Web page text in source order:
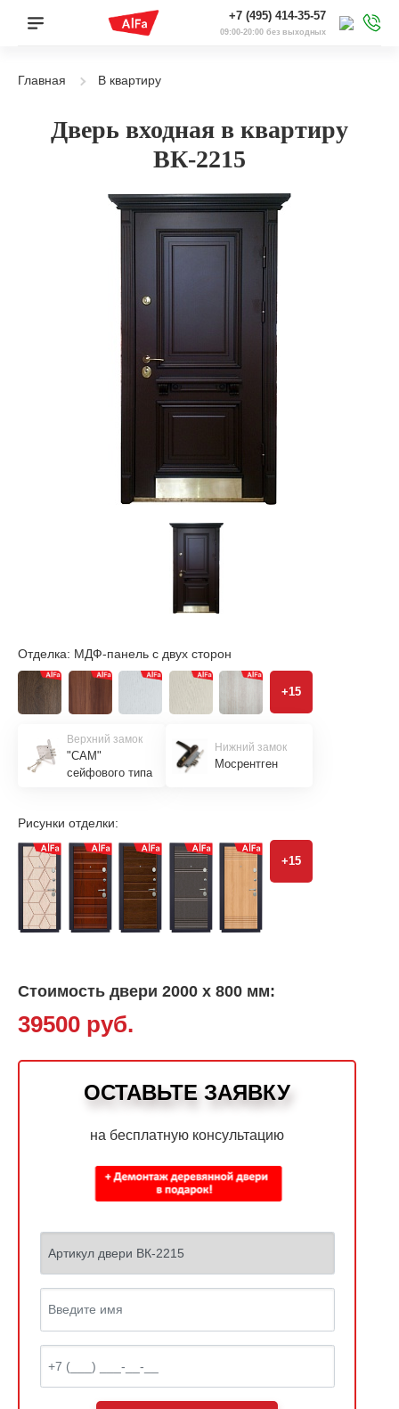
+7 (495) 414-35-57
09:00-20:00 без выходных
Главная В квартиру
Дверь входная в квартиру
ВК-2215
Отделка: МДФ-панель с двух сторон
+15
Верхний замок
"САМ"
сейфового типа
Нижний замок
Мосрентген
Рисунки отделки:
+15
Стоимость двери 2000 х 800 мм:
39500 руб.
ОСТАВЬТЕ ЗАЯВКУ
на бесплатную консультацию